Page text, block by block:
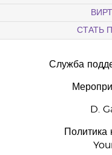
СТАТЬ
Служба
D.
Политика